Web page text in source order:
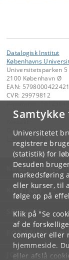
Universitetet
registrere
(statistik) for
Desuden
markedsføring
eller kurser, til
følge op på
Klik på "Se
af de
computer eller
hjemmeside.
eller afslå
Datalogisk Institut
Københavns
Universitetsparken 5
2100 København Ø
EAN: 5798000422421
CVR: 29979812
Datalogisk Institut
KØBENHAVNS
KONTAKT
SERVICES
FOR
JOB OG